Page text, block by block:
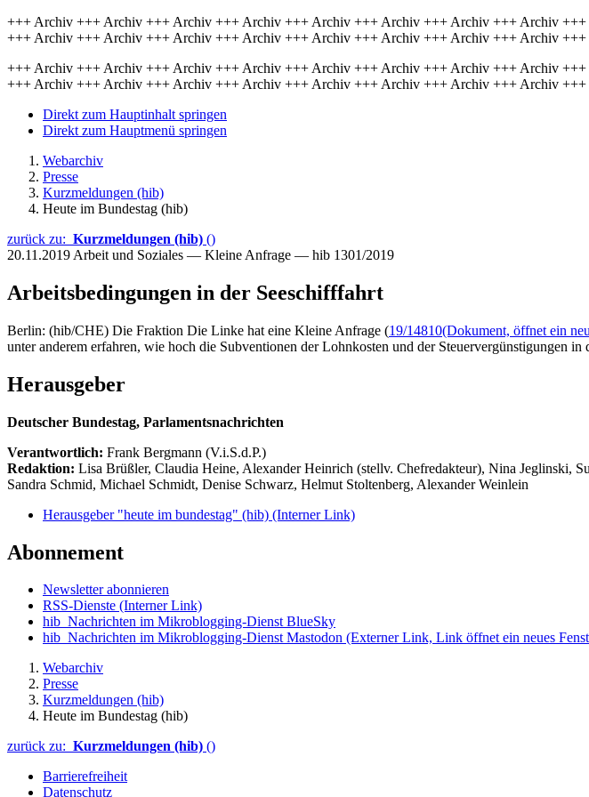
+++ Archiv +++ Archiv +++ Archiv +++ Archiv +++ Archiv +++ Archiv +++ Archiv +++ Archiv
+++ Archiv +++ Archiv +++ Archiv +++ Archiv +++ Archiv +++ Archiv +++ Archiv +++ Archiv +++
+++ Archiv +++ Archiv +++ Archiv +++ Archiv +++ Archiv +++ Archiv +++ Archiv +++ Archiv
+++ Archiv +++ Archiv +++ Archiv +++ Archiv +++ Archiv +++ Archiv +++ Archiv +++ Archiv +++
Direkt zum Hauptinhalt springen
Direkt zum Hauptmenü springen
Webarchiv
Presse
Kurzmeldungen (hib)
Heute im Bundestag (hib)
zurück zu: Kurzmeldungen (hib) ()
20.11.2019 Arbeit und Soziales — Kleine Anfrage — hib 1301/2019
Arbeitsbedingungen in der Seeschifffahrt
Berlin: (hib/CHE) Die Fraktion Die Linke hat eine Kleine Anfrage (19/14810(Dokument, öffnet ein
unter anderem erfahren, wie hoch die Subventionen der Lohnkosten und der Steuervergünstigungen in
Herausgeber
Deutscher Bundestag, Parlamentsnachrichten
Verantwortlich: Frank Bergmann (V.i.S.d.P.)
Redaktion: Lisa Brüßler, Claudia Heine, Alexander Heinrich (stellv. Chefredakteur), Nina Jeglinski,
Sandra Schmid, Michael Schmidt, Denise Schwarz, Helmut Stoltenberg, Alexander Weinlein
Herausgeber "heute im bundestag" (hib) (Interner Link)
Abonnement
Newsletter abonnieren
RSS-Dienste (Interner Link)
hib_Nachrichten im Mikroblogging-Dienst BlueSky
hib_Nachrichten im Mikroblogging-Dienst Mastodon (Externer Link, Link öffnet ein neues
Webarchiv
Presse
Kurzmeldungen (hib)
Heute im Bundestag (hib)
zurück zu: Kurzmeldungen (hib) ()
Barrierefreiheit
Datenschutz